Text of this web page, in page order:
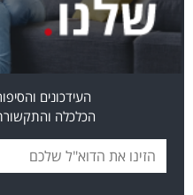
ולימודים
רכב
בריאות
העידכונים
הכלכלה